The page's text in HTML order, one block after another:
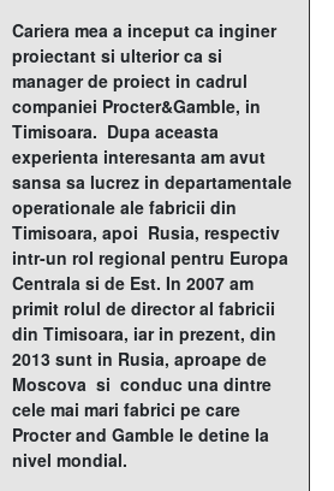
Cariera mea a inceput ca inginer
proiectant si ulterior ca si
manager de proiect in cadrul
companiei Procter&Gamble, in
Timisoara. Dupa aceasta
experienta interesanta am avut
sansa sa lucrez in departamentale
operationale ale fabricii din
Timisoara, apoi Rusia, respectiv
intr-un rol regional pentru Europa
Centrala si de Est. In 2007 am
primit rolul de director al fabricii
din Timisoara, iar in prezent, din
2013 sunt in Rusia, aproape de
Moscova si conduc una dintre
cele mai mari fabrici pe care
Procter and Gamble le detine la
nivel mondial.